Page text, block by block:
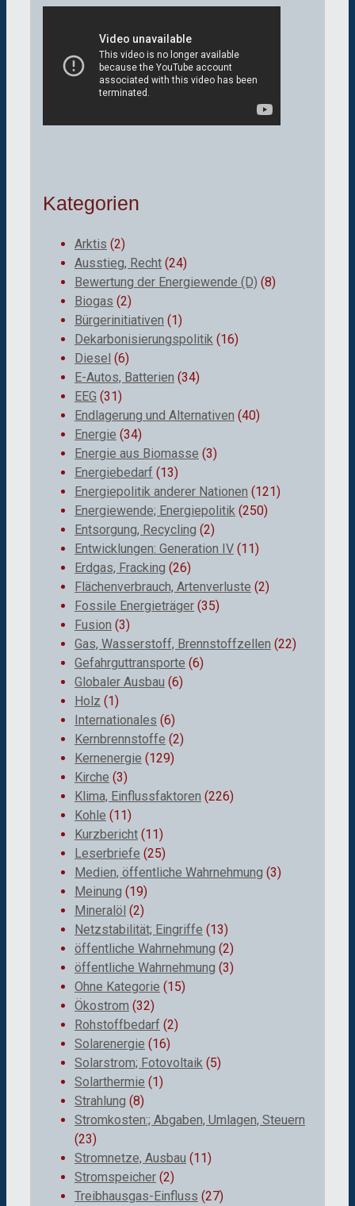
Kategorien
Arktis (2)
Ausstieg, Recht (24)
Bewertung der Energiewende (D) (8)
Biogas (2)
Bürgerinitiativen (1)
Dekarbonisierungspolitik (16)
Diesel (6)
E-Autos, Batterien (34)
EEG (31)
Endlagerung und Alternativen (40)
Energie (34)
Energie aus Biomasse (3)
Energiebedarf (13)
Energiepolitik anderer Nationen (121)
Energiewende; Energiepolitik (250)
Entsorgung, Recycling (2)
Entwicklungen: Generation IV (11)
Erdgas, Fracking (26)
Flächenverbrauch, Artenverluste (2)
Fossile Energieträger (35)
Fusion (3)
Gas, Wasserstoff, Brennstoffzellen (22)
Gefahrguttransporte (6)
Globaler Ausbau (6)
Holz (1)
Internationales (6)
Kernbrennstoffe (2)
Kernenergie (129)
Kirche (3)
Klima, Einflussfaktoren (226)
Kohle (11)
Kurzbericht (11)
Leserbriefe (25)
Medien, öffentliche Wahrnehmung (3)
Meinung (19)
Mineralöl (2)
Netzstabilität; Eingriffe (13)
öffentliche Wahrnehmung (2)
öffentliche Wahrnehmung (3)
Ohne Kategorie (15)
Ökostrom (32)
Rohstoffbedarf (2)
Solarenergie (16)
Solarstrom; Fotovoltaik (5)
Solarthermie (1)
Strahlung (8)
Stromkosten:; Abgaben, Umlagen, Steuern
(23)
Stromnetze, Ausbau (11)
Stromspeicher (2)
Treibhausgas-Einfluss (27)